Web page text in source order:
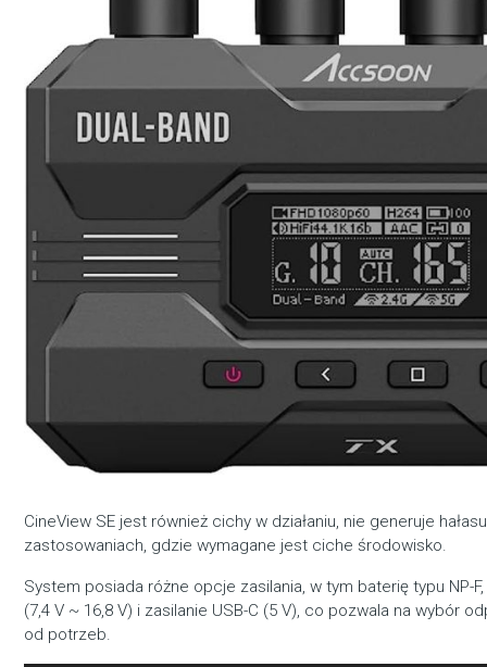
CineView SE jest również cichy w działaniu, nie generuje
zastosowaniach, gdzie wymagane jest ciche środowisko.
System posiada różne opcje zasilania, w tym baterię typu NP-
(7,4 V ~ 16,8 V) i zasilanie USB-C (5 V), co pozwala na wybór
od potrzeb.